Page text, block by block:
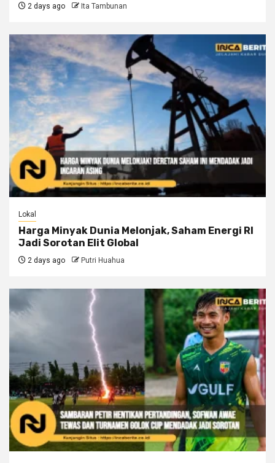
2 days ago Ita Tambunan
Lokal
Harga Minyak Dunia Melonjak, Saham Energi RI
Jadi Sorotan Elit Global
2 days ago Putri Huahua